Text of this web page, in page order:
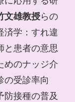
文雄教授らの
済学：すれ違
と患者の意思
めのナッジ介
の受診率向
防接種の普及